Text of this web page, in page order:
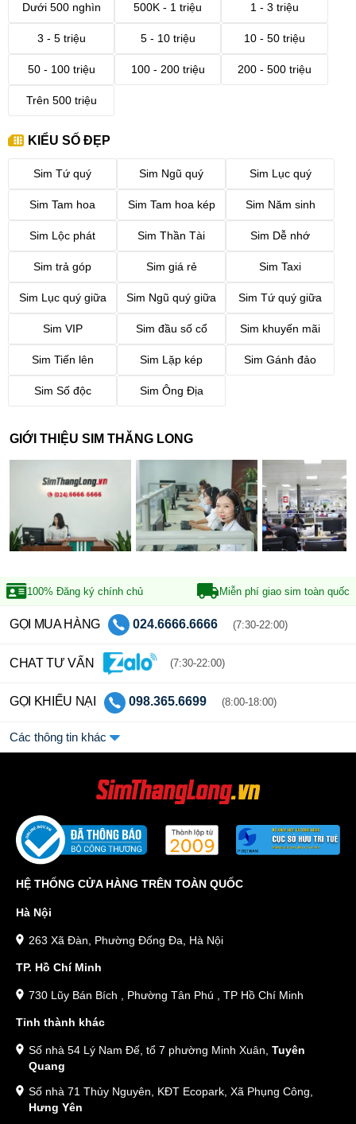
Dưới 500 nghìn 500K - 1 triệu 1 - 3 triệu
3 - 5 triệu 5 - 10 triệu 10 - 50 triệu
50 - 100 triệu 100 - 200 triệu 200 - 500 triệu
Trên 500 triệu
KIỂU SỐ ĐẸP
Sim Tứ quý Sim Ngũ quý Sim Lục quý
Sim Tam hoa Sim Tam hoa kép Sim Năm sinh
Sim Lộc phát Sim Thần Tài Sim Dễ nhớ
Sim trả góp Sim giá rẻ Sim Taxi
Sim Lục quý giữa Sim Ngũ quý giữa Sim Tứ quý giữa
Sim VIP Sim đầu số cổ Sim khuyến mãi
Sim Tiến lên Sim Lặp kép Sim Gánh đảo
Sim Số độc Sim Ông Địa
GIỚI THIỆU SIM THĂNG LONG
100% Đăng ký chính chủ Miễn phí giao sim toàn quốc
GỌI MUA HÀNG 024.6666.6666 (7:30-22:00)
CHAT TƯ VẤN (7:30-22:00)
GỌI KHIẾU NẠI 098.365.6699 (8:00-18:00)
Các thông tin khác
HỆ THỐNG CỬA HÀNG TRÊN TOÀN QUỐC
Hà Nội
263 Xã Đàn, Phường Đống Đa, Hà Nội
TP. Hồ Chí Minh
730 Lũy Bán Bích , Phường Tân Phú , TP Hồ Chí Minh
Tỉnh thành khác
Số nhà 54 Lý Nam Đế, tổ 7 phường Minh Xuân, Tuyên
Quang
Số nhà 71 Thủy Nguyên, KĐT Ecopark, Xã Phụng Công,
Hưng Yên